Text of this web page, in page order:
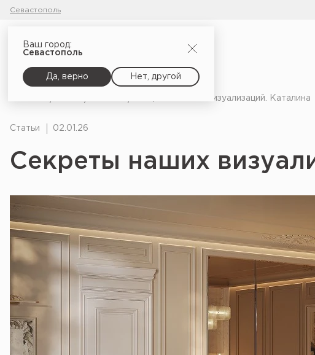
Севастополь
Ваш город:
Севастополь
Да, верно Нет, другой
Секреты наших визуализаций. Каталина
Статьи 02.01.26
Секреты наших